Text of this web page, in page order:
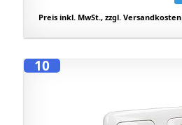
Preis inkl. MwSt., zzgl. Versandkosten
10